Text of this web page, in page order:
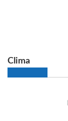
Clima